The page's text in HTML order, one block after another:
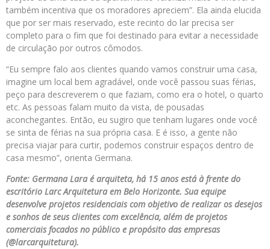
também incentiva que os moradores apreciem”. Ela ainda elucida
que por ser mais reservado, este recinto do lar precisa ser
completo para o fim que foi destinado para evitar a necessidade
de circulação por outros cômodos.
“Eu sempre falo aos clientes quando vamos construir uma casa,
imagine um local bem agradável, onde você passou suas férias,
peço para descreverem o que faziam, como era o hotel, o quarto
etc. As pessoas falam muito da vista, de pousadas
aconchegantes. Então, eu sugiro que tenham lugares onde você
se sinta de férias na sua própria casa. E é isso, a gente não
precisa viajar para curtir, podemos construir espaços dentro de
casa mesmo”, orienta Germana.
Fonte: Germana Lara é arquiteta, há 15 anos está à frente do
escritório Larc Arquitetura em Belo Horizonte. Sua equipe
desenvolve projetos residenciais com objetivo de realizar os desejos
e sonhos de seus clientes com excelência, além de projetos
comerciais focados no público e propósito das empresas
(@larcarquitetura).